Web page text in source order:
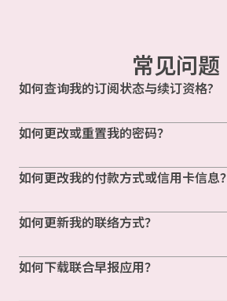
常见问题
如何查询我的订阅状态与续订资格?
如何更改或重置我的密码？
如何更改我的付款方式或信用卡信息？
如何更新我的联络方式？
如何下载联合早报应用？